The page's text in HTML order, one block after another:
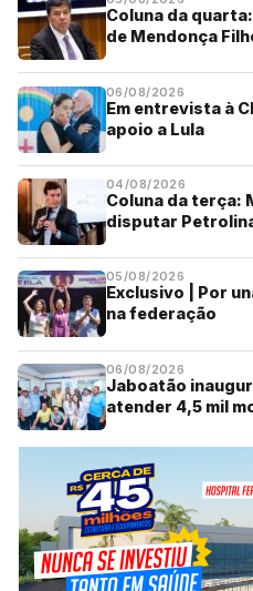
Coluna da
de Mendonça
06/08/2026
Em entrevista à
apoio a Lula
04/08/2026
Coluna da terça:
disputar
05/08/2026
Exclusivo | Por
na federação
06/08/2026
Jaboatão
atender 4,5 mil